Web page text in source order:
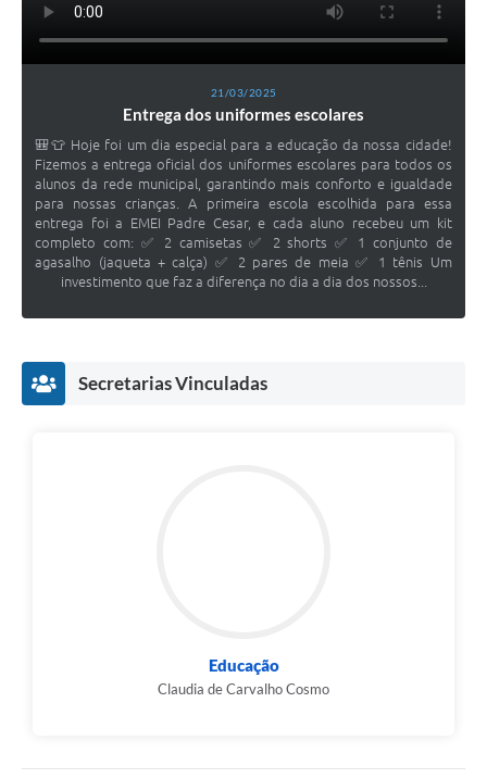
21/03/2025
Entrega dos uniformes escolares
🎒👕 Hoje foi um dia especial para a educação da nossa cidade!
Fizemos a entrega oficial dos uniformes escolares para todos os
alunos da rede municipal, garantindo mais conforto e igualdade
para nossas crianças. A primeira escola escolhida para essa
entrega foi a EMEI Padre Cesar, e cada aluno recebeu um kit
completo com: ✅ 2 camisetas ✅ 2 shorts ✅ 1 conjunto de
agasalho (jaqueta + calça) ✅ 2 pares de meia ✅ 1 tênis Um
investimento que faz a diferença no dia a dia dos nossos...
Secretarias Vinculadas
Educação
Claudia de Carvalho Cosmo